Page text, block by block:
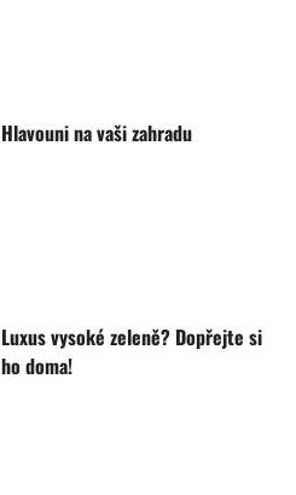
Hlavouni na vaši zahradu
Luxus vysoké zeleně? Dopřejte si
ho doma!